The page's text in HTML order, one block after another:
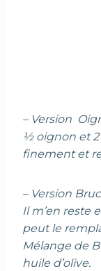
– Version
½ oignon et 2
finement et
– Version
Il m’en reste
peut le
Mélange de
huile d’olive.